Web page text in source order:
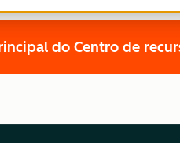
do Centro de